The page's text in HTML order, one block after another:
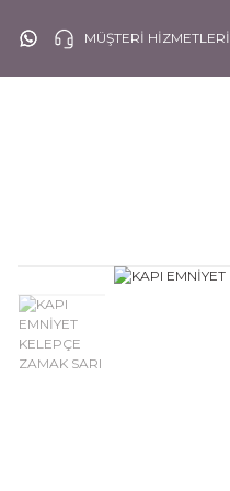
MÜŞTERİ HİZMETLERİ